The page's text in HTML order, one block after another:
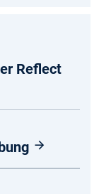
Reflect